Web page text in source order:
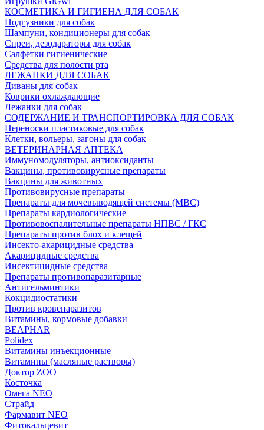
КОСМЕТИКА И ГИГИЕНА ДЛЯ СОБАК
Подгузники для собак
Шампуни, кондиционеры для собак
Спреи, дезодараторы для собак
Салфетки гигиенические
Средства для полости рта
ЛЕЖАНКИ ДЛЯ СОБАК
Диваны для собак
Коврики охлаждающие
Лежанки для собак
СОДЕРЖАНИЕ И ТРАНСПОРТИРОВКА ДЛЯ СОБАК
Переноски пластиковые для собак
Клетки, вольеры, загоны для собак
ВЕТЕРИНАРНАЯ АПТЕКА
Иммуномодуляторы, антиоксиданты
Вакцины, противовирусные препараты
Вакцины для животных
Противовирусные препараты
Препараты для мочевыводящей системы (МВС)
Препараты кардиологические
Противовоспалительные препараты НПВС / ГКС
Препараты против блох и клещей
Инсекто-акарицидные средства
Акарицидные средства
Инсектицидные средства
Препараты противопаразитарные
Антигельминтики
Кокцидиостатики
Против кровепаразитов
Витамины, кормовые добавки
BEAPHAR
Polidex
Витамины инъекционные
Витамины (масляные растворы)
Доктор ZOO
Косточка
Омега NEO
Страйд
Фармавит NEO
Фитокальцевит